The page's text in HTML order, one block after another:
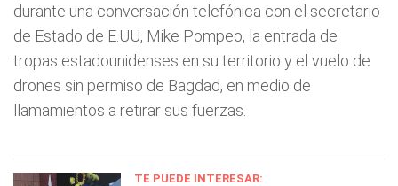
durante una conversación telefónica con el secretario
de Estado de E.UU, Mike Pompeo, la entrada de
tropas estadounidenses en su territorio y el vuelo de
drones sin permiso de Bagdad, en medio de
llamamientos a retirar sus fuerzas.
TE PUEDE INTERESAR: